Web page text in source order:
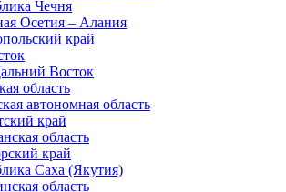
Чечня
Осетия – Алания
край
Восток
область
автономная область
край
область
край
Саха (Якутия)
область